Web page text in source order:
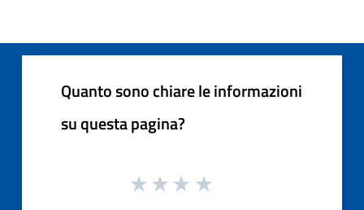
Quanto sono chiare le informazioni
su questa pagina?